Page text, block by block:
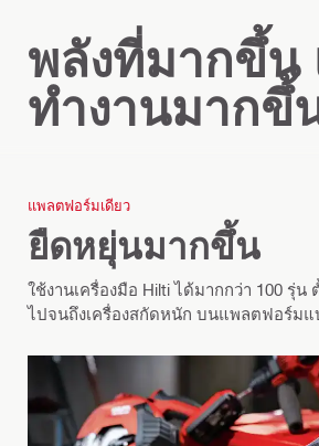
พลังที่มากขึ้น
ทํางานมากขึ้
แพลตฟอร์มเดียว
ยืดหยุ่นมากขึ้น
ใช้งานเครื่องมือ Hilti ได้มากกว่า 100 รุ่น
ไปจนถึงเครื่องสกัดหนัก บนแพลตฟอร์มแ